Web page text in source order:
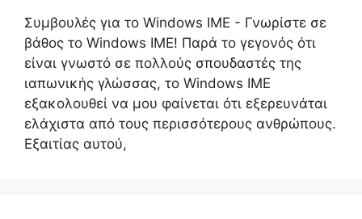
Συμβουλές για το Windows IME - Γνωρίστε σε
βάθος το Windows IME! Παρά το γεγονός ότι
είναι γνωστό σε πολλούς σπουδαστές της
ιαπωνικής γλώσσας, το Windows IME
εξακολουθεί να μου φαίνεται ότι εξερευνάται
ελάχιστα από τους περισσότερους ανθρώπους.
Εξαιτίας αυτού,